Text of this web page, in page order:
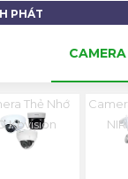
PHÁT
Thẻ Nhớ
Kbvision